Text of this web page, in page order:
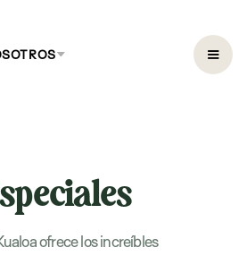
ofrece los increíbles